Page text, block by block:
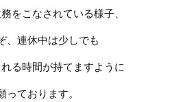
をこなされている様子、
、連休中は少しでも
る時間が持てますように
っております。